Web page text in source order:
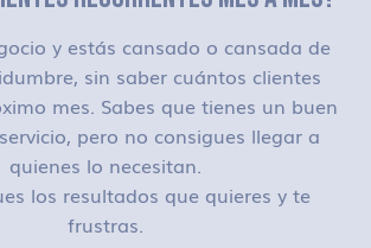
y estás cansado o cansada de
sin saber cuántos clientes
mes. Sabes que tienes un buen
pero no consigues llegar a
quienes lo necesitan.
los resultados que quieres y te
frustras.